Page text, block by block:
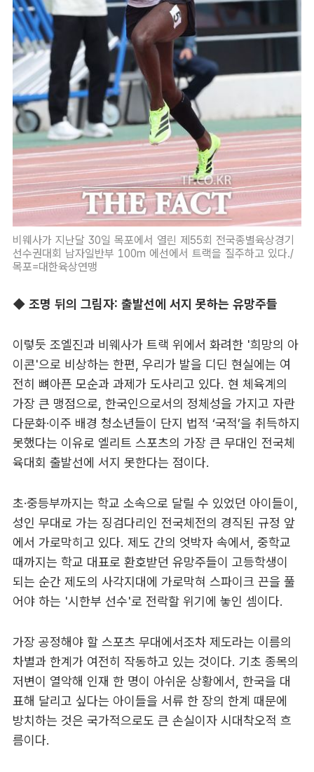
비웨사가 지난달 30일 목포에서 열린 제55회 전국종별육상경기
선수권대회 남자일반부 100m 에선에서 트랙을 질주하고 있다./
목포=대한육상연맹
◆ 조명 뒤의 그림자: 출발선에 서지 못하는 유망주들
이렇듯 조엘진과 비웨사가 트랙 위에서 화려한 '희망의 아
이콘'으로 비상하는 한편, 우리가 발을 디딘 현실에는 여
전히 뼈아픈 모순과 과제가 도사리고 있다. 현 체육계의
가장 큰 맹점으로, 한국인으로서의 정체성을 가지고 자란
다문화·이주 배경 청소년들이 단지 법적 ‘국적’을 취득하지
못했다는 이유로 엘리트 스포츠의 가장 큰 무대인 전국체
육대회 출발선에 서지 못한다는 점이다.
초·중등부까지는 학교 소속으로 달릴 수 있었던 아이들이,
성인 무대로 가는 징검다리인 전국체전의 경직된 규정 앞
에서 가로막히고 있다. 제도 간의 엇박자 속에서, 중학교
때까지는 학교 대표로 환호받던 유망주들이 고등학생이
되는 순간 제도의 사각지대에 가로막혀 스파이크 끈을 풀
어야 하는 '시한부 선수'로 전락할 위기에 놓인 셈이다.
가장 공정해야 할 스포츠 무대에서조차 제도라는 이름의
차별과 한계가 여전히 작동하고 있는 것이다. 기초 종목의
저변이 열악해 인재 한 명이 아쉬운 상황에서, 한국을 대
표해 달리고 싶다는 아이들을 서류 한 장의 한계 때문에
방치하는 것은 국가적으로도 큰 손실이자 시대착오적 흐
름이다.